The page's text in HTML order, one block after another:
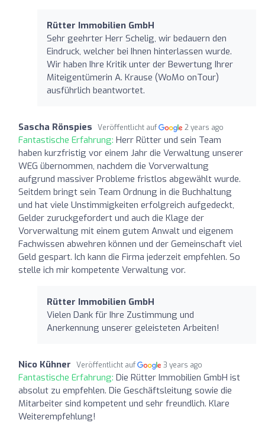
Rütter Immobilien GmbH
Sehr geehrter Herr Schelig, wir bedauern den
Eindruck, welcher bei Ihnen hinterlassen wurde.
Wir haben Ihre Kritik unter der Bewertung Ihrer
Miteigentümerin A. Krause (WoMo onTour)
ausführlich beantwortet.
Sascha Rönspies Veröffentlicht auf 2 years ago
Fantastische Erfahrung: Herr Rütter und sein Team
haben kurzfristig vor einem Jahr die Verwaltung unserer
WEG übernommen, nachdem die Vorverwaltung
aufgrund massiver Probleme fristlos abgewählt wurde.
Seitdem bringt sein Team Ordnung in die Buchhaltung
und hat viele Unstimmigkeiten erfolgreich aufgedeckt,
Gelder zuruckgefordert und auch die Klage der
Vorverwaltung mit einem gutem Anwalt und eigenem
Fachwissen abwehren können und der Gemeinschaft viel
Geld gespart. Ich kann die Firma jederzeit empfehlen. So
stelle ich mir kompetente Verwaltung vor.
Rütter Immobilien GmbH
Vielen Dank für Ihre Zustimmung und
Anerkennung unserer geleisteten Arbeiten!
Nico Kühner Veröffentlicht auf 3 years ago
Fantastische Erfahrung: Die Rütter Immobilien GmbH ist
absolut zu empfehlen. Die Geschäftsleitung sowie die
Mitarbeiter sind kompetent und sehr freundlich. Klare
Weiterempfehlung!